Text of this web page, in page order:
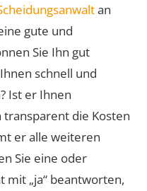
an
gute und
Sie Ihn gut
schnell und
Ist er Ihnen
transparent die Kosten
er alle weiteren
Sie eine oder
mit „ja“ beantworten,